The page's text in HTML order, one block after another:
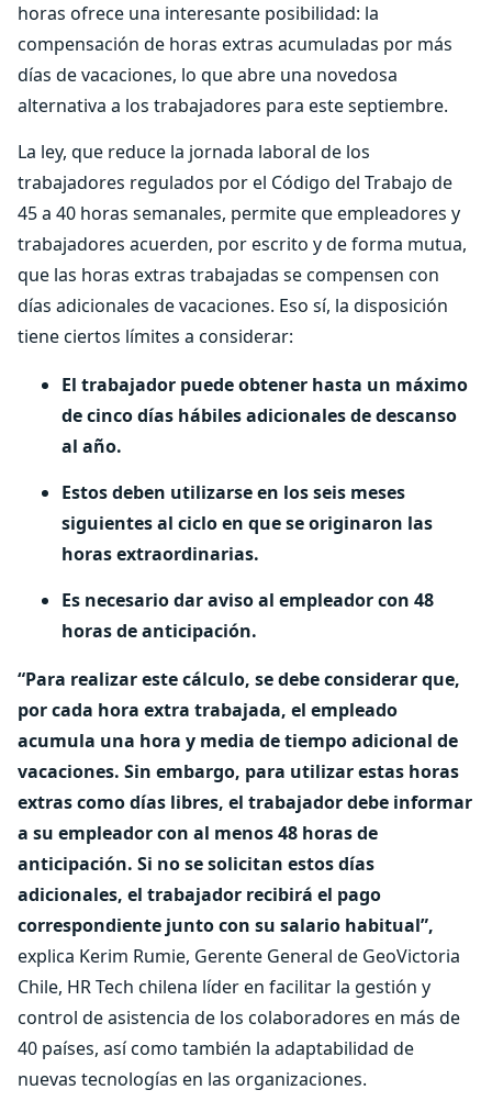
horas ofrece una interesante posibilidad: la
compensación de horas extras acumuladas por más
días de vacaciones, lo que abre una novedosa
alternativa a los trabajadores para este septiembre.
La ley, que reduce la jornada laboral de los
trabajadores regulados por el Código del Trabajo de
45 a 40 horas semanales, permite que empleadores y
trabajadores acuerden, por escrito y de forma mutua,
que las horas extras trabajadas se compensen con
días adicionales de vacaciones. Eso sí, la disposición
tiene ciertos límites a considerar:
El trabajador puede obtener hasta un máximo
de cinco días hábiles adicionales de descanso
al año.
Estos deben utilizarse en los seis meses
siguientes al ciclo en que se originaron las
horas extraordinarias.
Es necesario dar aviso al empleador con 48
horas de anticipación.
“Para realizar este cálculo, se debe considerar que,
por cada hora extra trabajada, el empleado
acumula una hora y media de tiempo adicional de
vacaciones. Sin embargo, para utilizar estas horas
extras como días libres, el trabajador debe informar
a su empleador con al menos 48 horas de
anticipación. Si no se solicitan estos días
adicionales, el trabajador recibirá el pago
correspondiente junto con su salario habitual”,
explica Kerim Rumie, Gerente General de GeoVictoria
Chile, HR Tech chilena líder en facilitar la gestión y
control de asistencia de los colaboradores en más de
40 países, así como también la adaptabilidad de
nuevas tecnologías en las organizaciones.